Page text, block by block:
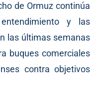
de Ormuz continúa
y las
las últimas semanas
buques comerciales
contra objetivos